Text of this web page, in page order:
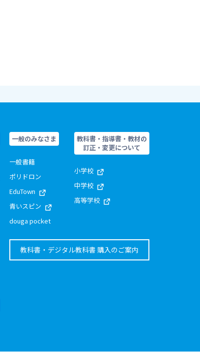
一般のみなさま
一般書籍
ポリドロン
EduTown
青いスピン
douga pocket
教科書・指導書・教材の
訂正・変更について
小学校
中学校
高等学校
教科書・デジタル教科書 購入のご案内